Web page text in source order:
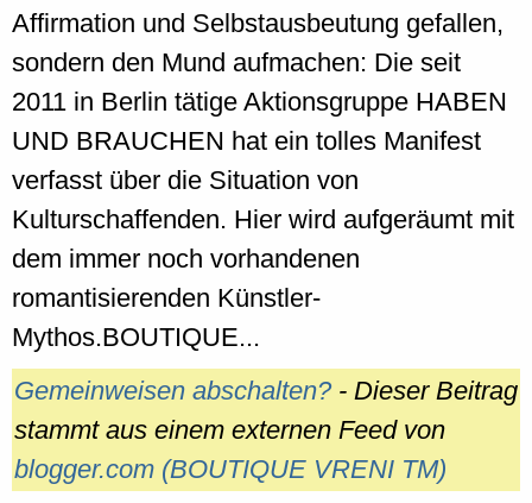
Affirmation und Selbstausbeutung gefallen,
sondern den Mund aufmachen: Die seit
2011 in Berlin tätige Aktionsgruppe HABEN
UND BRAUCHEN hat ein tolles Manifest
verfasst über die Situation von
Kulturschaffenden. Hier wird aufgeräumt mit
dem immer noch vorhandenen
romantisierenden Künstler-
Mythos.BOUTIQUE...
Gemeinweisen abschalten?- Dieser Beitrag
stammt aus einem externen Feed von
blogger.com (BOUTIQUE VRENI TM)